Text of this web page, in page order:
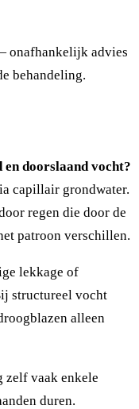
onafhankelijk advies
behandeling.
doorslaand vocht?
capillair grondwater.
regen die door de
patroon verschillen.
lekkage of
structureel vocht
alleen
zelf vaak enkele
duren.